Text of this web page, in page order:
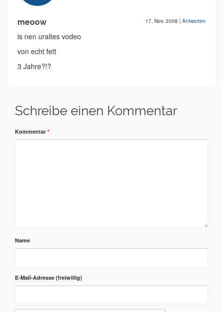
meoow 17. Nov. 2008 | Antworten
is nen uraltes vodeo
von echt fett
3 Jahre?!?
Schreibe einen Kommentar
Kommentar *
Name
E-Mail-Adresse